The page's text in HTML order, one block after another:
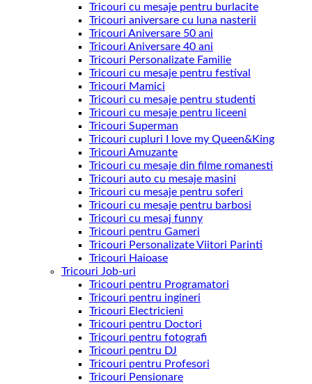
Tricouri cu mesaje pentru burlacite
Tricouri aniversare cu luna nasterii
Tricouri Aniversare 50 ani
Tricouri Aniversare 40 ani
Tricouri Personalizate Familie
Tricouri cu mesaje pentru festival
Tricouri Mamici
Tricouri cu mesaje pentru studenti
Tricouri cu mesaje pentru liceeni
Tricouri Superman
Tricouri cupluri I love my Queen&King
Tricouri Amuzante
Tricouri cu mesaje din filme romanesti
Tricouri auto cu mesaje masini
Tricouri cu mesaje pentru soferi
Tricouri cu mesaje pentru barbosi
Tricouri cu mesaj funny
Tricouri pentru Gameri
Tricouri Personalizate Viitori Parinti
Tricouri Haioase
Tricouri Job-uri
Tricouri pentru Programatori
Tricouri pentru ingineri
Tricouri Electricieni
Tricouri pentru Doctori
Tricouri pentru fotografi
Tricouri pentru DJ
Tricouri pentru Profesori
Tricouri Pensionare